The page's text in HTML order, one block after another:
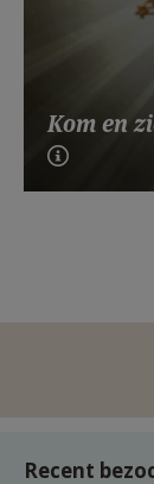
Kom en
Recent